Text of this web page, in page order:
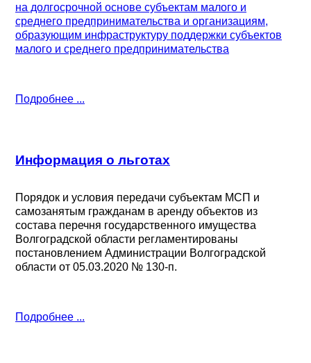
на долгосрочной основе субъектам малого и
среднего предпринимательства и организациям,
образующим инфраструктуру поддержки субъектов
малого и среднего предпринимательства
Подробнее ...
Информация о льготах
Порядок и условия передачи субъектам МСП и
самозанятым гражданам в аренду объектов из
состава перечня государственного имущества
Волгоградской области регламентированы
постановлением Администрации Волгоградской
области от 05.03.2020 № 130-п.
Подробнее ...